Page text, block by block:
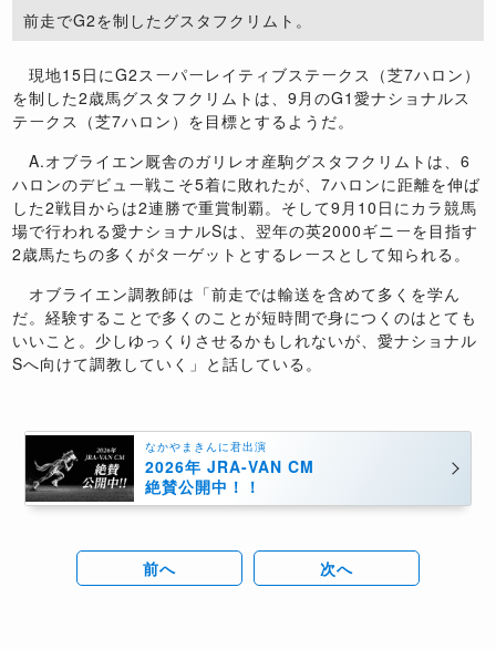
前走でG2を制したグスタフクリムト。
現地15日にG2スーパーレイティブステークス（芝7ハロン）
を制した2歳馬グスタフクリムトは、9月のG1愛ナショナルス
テークス（芝7ハロン）を目標とするようだ。
A.オブライエン厩舎のガリレオ産駒グスタフクリムトは、6
ハロンのデビュー戦こそ5着に敗れたが、7ハロンに距離を伸ば
した2戦目からは2連勝で重賞制覇。そして9月10日にカラ競馬
場で行われる愛ナショナルSは、翌年の英2000ギニーを目指す
2歳馬たちの多くがターゲットとするレースとして知られる。
オブライエン調教師は「前走では輸送を含めて多くを学ん
だ。経験することで多くのことが短時間で身につくのはとても
いいこと。少しゆっくりさせるかもしれないが、愛ナショナル
Sへ向けて調教していく」と話している。
なかやまきんに君出演
2026年 JRA-VAN CM
絶賛公開中！！
前へ 次へ